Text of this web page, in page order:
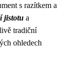
s razítkem a
jistotu a
tradiční
ohledech